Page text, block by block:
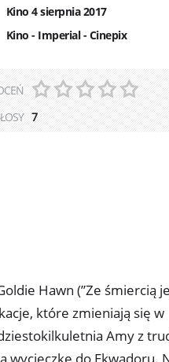
Kino 4 sierpnia 2017
Kino - Imperial - Cinepix
7
Hawn (”Ze śmiercią
które zmieniają się w
Amy z